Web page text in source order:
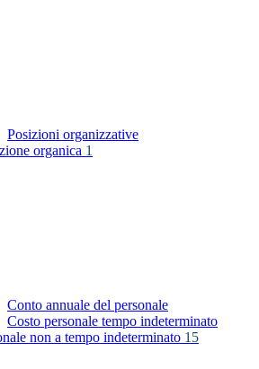
Posizioni organizzative
organica 1
Conto annuale del personale
Costo personale tempo indeterminato
non a tempo indeterminato 15